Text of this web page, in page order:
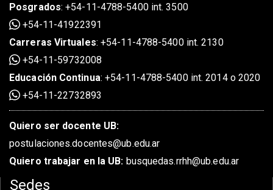
Posgrados:+54-11-4788-5400 int. 3500
+54-11-41922391
Carreras Virtuales:+54-11-4788-5400 int. 2130
+54-11-59732008
Educación Continua:+54-11-4788-5400 int. 2014 o 2020
+54-11-22732893
Quiero ser docente UB:
postulaciones.docentes@ub.edu.ar
Quiero trabajar en la UB: busquedas.rrhh@ub.edu.ar
Sedes